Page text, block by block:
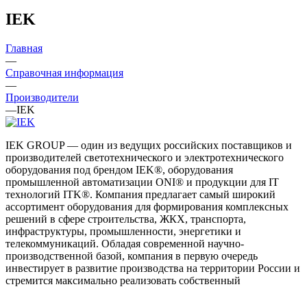
IEK
Главная
—
Справочная информация
—
Производители
—IEK
IEK GROUP — один из ведущих российских поставщиков и
производителей светотехнического и электротехнического
оборудования под брендом IEK®, оборудования
промышленной автоматизации ONI® и продукции для IT
технологий ITK®. Компания предлагает самый широкий
ассортимент оборудования для формирования комплексных
решений в сфере строительства, ЖКХ, транспорта,
инфраструктуры, промышленности, энергетики и
телекоммуникаций. Обладая современной научно-
производственной базой, компания в первую очередь
инвестирует в развитие производства на территории России и
стремится максимально реализовать собственный